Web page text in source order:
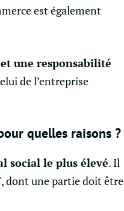
est également
une responsabilité
de l’entreprise
quelles raisons ?
social le plus élevé. Il
dont une partie doit être